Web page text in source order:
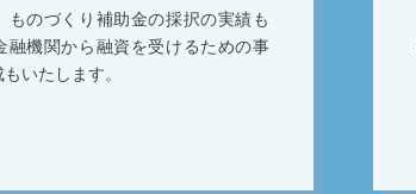
ものづくり補助金の採択の実績も
融機関から融資を受けるための事
いたします。